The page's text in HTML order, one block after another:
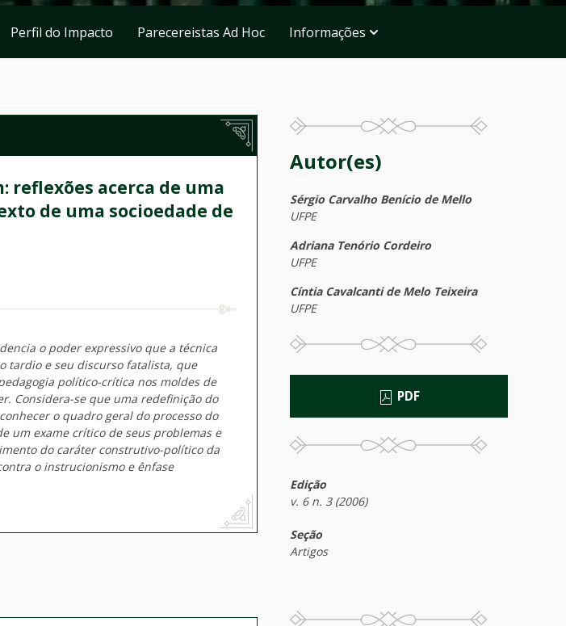
Perfil do Impacto Parecereistas Ad Hoc Informações
reflexões acerca de uma
de uma socioedade de
o poder expressivo que a técnica
tardio e seu discurso fatalista, que
político-crítica nos moldes de
Considera-se que uma redefinição do
o quadro geral do processo do
um exame crítico de seus problemas e
do caráter construtivo-político da
o instrucionismo e ênfase
Autor(es)
Sérgio Carvalho Benício de Mello
UFPE
Adriana Tenório Cordeiro
UFPE
Cíntia Cavalcanti de Melo Teixeira
UFPE
PDF
Edição
v. 6 n. 3 (2006)
Seção
Artigos